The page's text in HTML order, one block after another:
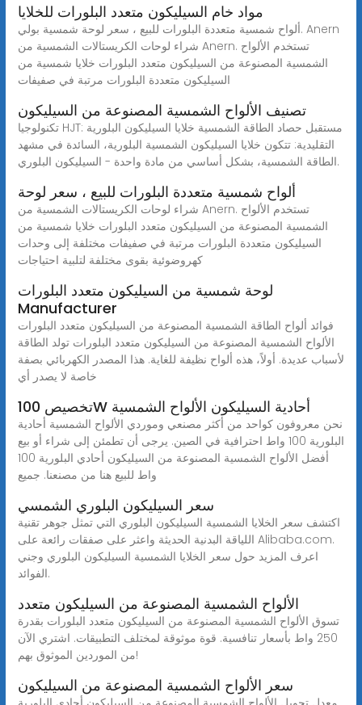
مواد خام السيليكون متعدد البلورات للخلايا
ألواح شمسية متعددة البلورات للبيع ، سعر لوحة شمسية بولي. Anern
شراء لوحات الكريستالات الشمسية من Anern. تستخدم الألواح
الشمسية المصنوعة من السيليكون متعدد البلورات خلايا شمسية من
السيليكون متعددة البلورات مرتبة في صفيفات
تصنيف الألواح الشمسية المصنوعة من السيليكون
تكنولوجيا HJT: مستقبل حصاد الطاقة الشمسية خلايا السيليكون البلورية
التقليدية: تتكون خلايا السيليكون الشمسية البلورية، السائدة في مشهد
الطاقة الشمسية، بشكل أساسي من مادة واحدة - السيليكون البلوري.
ألواح شمسية متعددة البلورات للبيع ، سعر لوحة
شراء لوحات الكريستالات الشمسية من Anern. تستخدم الألواح
الشمسية المصنوعة من السيليكون متعدد البلورات خلايا شمسية من
السيليكون متعددة البلورات مرتبة في صفيفات مختلفة إلى وحدات
كهروضوئية بقوى مختلفة لتلبية احتياجات
لوحة شمسية من السيليكون متعدد البلورات
Manufacturer
فوائد ألواح الطاقة الشمسية المصنوعة من السيليكون متعدد البلورات
الألواح الشمسية المصنوعة من السيليكون متعدد البلورات تولد الطاقة
لأسباب عديدة. أولاً، هذه ألواح نظيفة للغاية. هذا المصدر الكهربائي بصفة
خاصة لا يصدر أي
تخصيص 100W أحادية السيليكون الألواح الشمسية
نحن معروفون كواحد من أكثر مصنعي وموردي الألواح الشمسية أحادية
البلورية 100 واط احترافية في الصين. يرجى أن تطمئن إلى شراء أو بيع
أفضل الألواح الشمسية المصنوعة من السيليكون أحادي البلورية 100
واط للبيع هنا من مصنعنا. جميع
سعر السيليكون البلوري الشمسي
اكتشف سعر الخلايا الشمسية السيليكون البلوري التي تمثل جوهر تقنية
اللياقة البدنية الحديثة واعثر على صفقات رائعة على Alibaba.com.
اعرف المزيد حول سعر الخلايا الشمسية السيليكون البلوري وجني
الفوائد.
الألواح الشمسية المصنوعة من السيليكون متعدد
تسوق الألواح الشمسية المصنوعة من السيليكون متعدد البلورات بقدرة
250 واط بأسعار تنافسية. قوة موثوقة لمختلف التطبيقات. اشتري الآن
من الموردين الموثوق بهم!
سعر الألواح الشمسية المصنوعة من السيليكون